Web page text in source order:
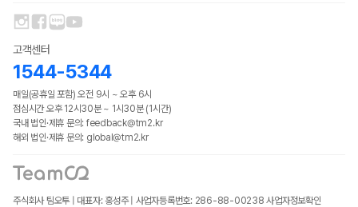
고객센터
1544-5344
매일(공휴일 포함) 오전 9시 ~ 오후 6시
점심시간 오후 12시30분 ~ 1시30분 (1시간)
국내 법인·제휴 문의: feedback@tm2.kr
해외 법인·제휴 문의: global@tm2.kr
주식회사 팀오투 | 대표자: 홍성주 | 사업자등록번호: 286-88-00238 사업자정보확인